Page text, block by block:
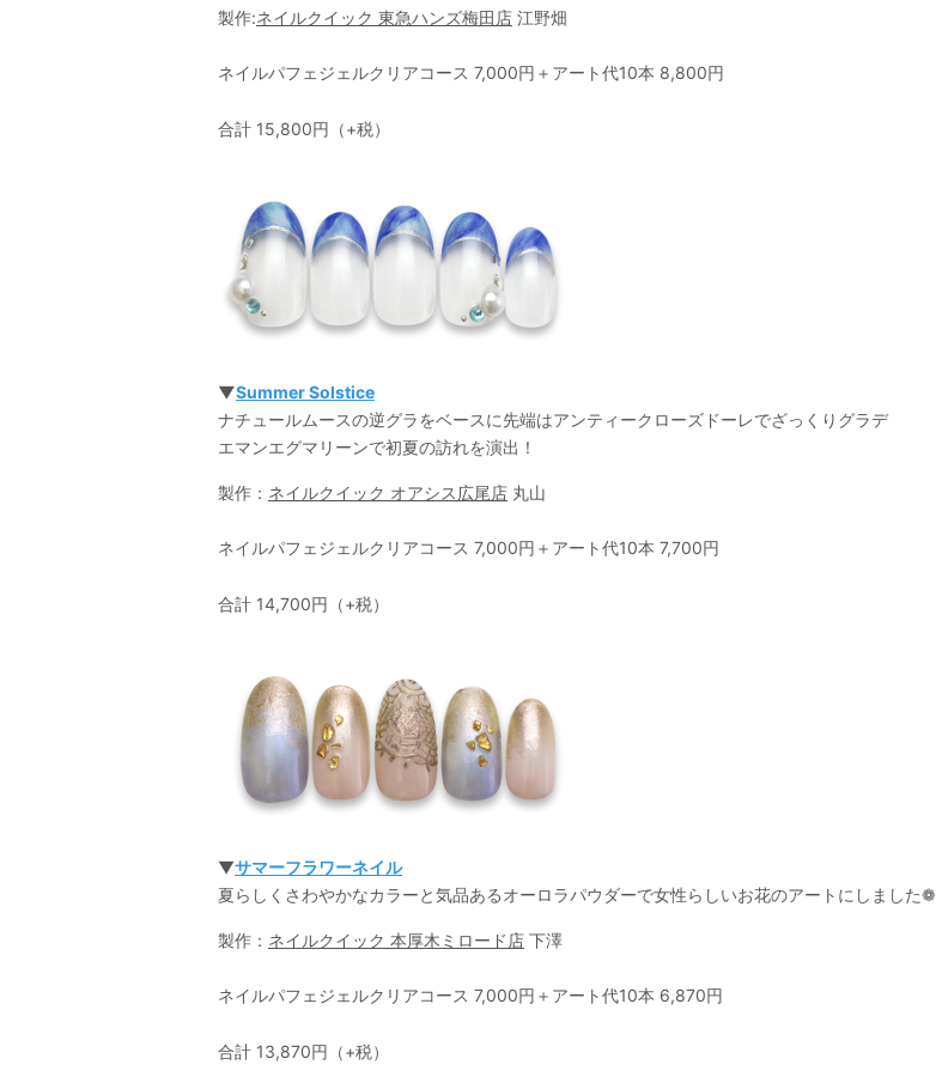
製作:ネイルクイック 東急ハンズ梅田店 江野畑
ネイルパフェジェルクリアコース 7,000円＋アート代10本 8,800円
合計 15,800円（+税）
▼Summer Solstice
ナチュールムースの逆グラをベースに先端はアンティークローズドーレでざっくりグラデ
エマンエグマリーンで初夏の訪れを演出！
製作： ネイルクイック オアシス広尾店 丸山
ネイルパフェジェルクリアコース 7,000円＋アート代10本 7,700円
合計 14,700円（+税）
▼サマーフラワーネイル
夏らしくさわやかなカラーと気品あるオーロラパウダーで女性らしいお花のアートにしました❁
製作： ネイルクイック 本厚木ミロード店 下澤
ネイルパフェジェルクリアコース 7,000円＋アート代10本 6,870円
合計 13,870円（+税）